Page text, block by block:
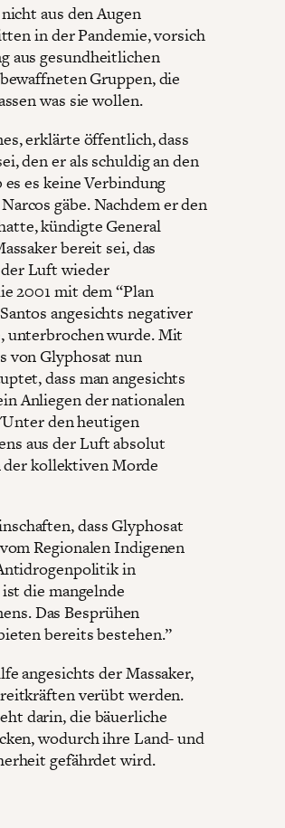
aus den Augen
in der Pandemie, vorsich
aus gesundheitlichen
Gruppen, die
was sie wollen.
erklärte öffentlich, dass
den er als schuldig an den
es keine Verbindung
gäbe. Nachdem er den
kündigte General
bereit sei, das
Luft wieder
2001 mit dem “Plan
angesichts negativer
unterbrochen wurde. Mit
von Glyphosat nun
dass man angesichts
Anliegen der nationalen
den heutigen
aus der Luft absolut
der kollektiven Morde
dass Glyphosat
Regionalen Indigenen
in
die mangelnde
Das Besprühen
bereits bestehen.”
angesichts der Massaker,
verübt werden.
darin, die bäuerliche
wodurch ihre Land- und
gefährdet wird.